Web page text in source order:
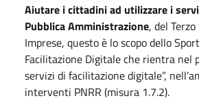
Aiutare i cittadini ad utilizzare i
Pubblica Amministrazione, del
Imprese, questo è lo scopo dello
Facilitazione Digitale che rientra nel
servizi di facilitazione digitale”,
interventi PNRR (misura 1.7.2).